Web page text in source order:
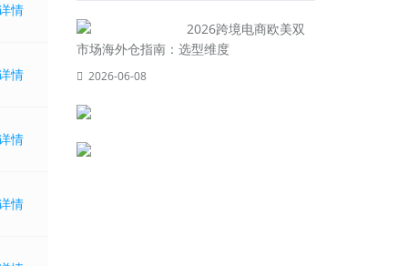
情
情
情
情
2026跨境电商欧美双
市场海外仓指南：选型维度
2026-06-08